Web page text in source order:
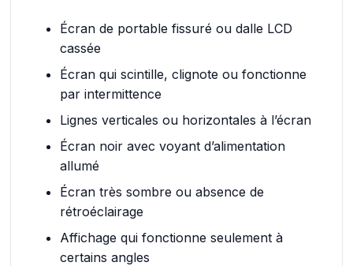
Écran de portable fissuré ou dalle LCD
cassée
Écran qui scintille, clignote ou fonctionne
par intermittence
Lignes verticales ou horizontales à l’écran
Écran noir avec voyant d’alimentation
allumé
Écran très sombre ou absence de
rétroéclairage
Affichage qui fonctionne seulement à
certains angles